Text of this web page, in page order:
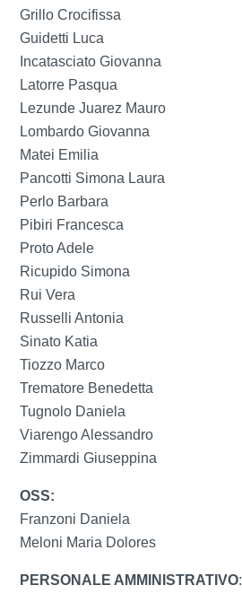
Grillo Crocifissa
Guidetti Luca
Incatasciato Giovanna
Latorre Pasqua
Lezunde Juarez Mauro
Lombardo Giovanna
Matei Emilia
Pancotti Simona Laura
Perlo Barbara
Pibiri Francesca
Proto Adele
Ricupido Simona
Rui Vera
Russelli Antonia
Sinato Katia
Tiozzo Marco
Trematore Benedetta
Tugnolo Daniela
Viarengo Alessandro
Zimmardi Giuseppina
OSS:
Franzoni Daniela
Meloni Maria Dolores
PERSONALE AMMINISTRATIVO: